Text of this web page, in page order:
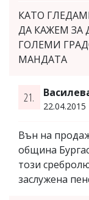
КАТО
ДА КАЖЕМ ЗА
ГОЛЕМИ
МАНДАТА
21.
22.04.2015
Вън на
община
този
заслужена